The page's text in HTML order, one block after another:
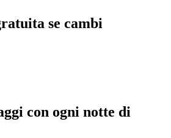
se cambi
con ogni notte di